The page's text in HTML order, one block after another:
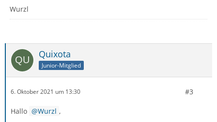
Wurzl
Quixota
Junior-Mitglied
6. Oktober 2021 um 13:30 #3
Hallo Wurzl ,